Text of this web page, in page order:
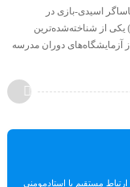
اسیدی-بازی در
آزمایشگاه‌ها به‌کار می‌رود. فنول فتالئین (Phenolphthalein) یکی از شناخته‌شده‌ترین
آزمایشگاه‌های دوران مدرسه
ارتباط مستقیم با استادمومنی